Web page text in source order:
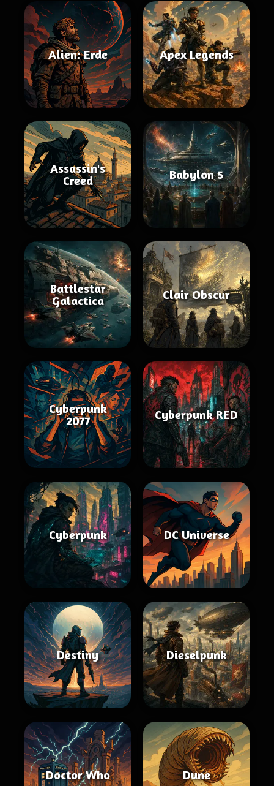
Alien: Erde Apex Legends
Assassin's
Creed
Babylon 5
Battlestar
Galactica
Clair Obscur
Cyberpunk
2077
Cyberpunk RED
Cyberpunk DC Universe
Destiny Dieselpunk
Doctor Who Dune